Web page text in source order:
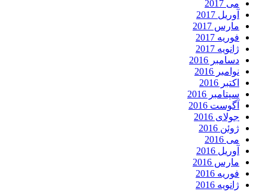
می 2017
آوریل 2017
مارس 2017
فوریه 2017
ژانویه 2017
دسامبر 2016
نوامبر 2016
اکتبر 2016
سپتامبر 2016
آگوست 2016
جولای 2016
ژوئن 2016
می 2016
آوریل 2016
مارس 2016
فوریه 2016
ژانویه 2016